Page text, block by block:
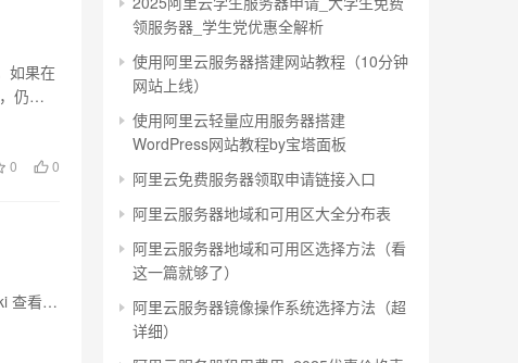
如果在
仍然
0 0
查看
领服务器_学生党优惠全解析
使用阿里云服务器搭建网站教程（10分钟
网站上线）
使用阿里云轻量应用服务器搭建
WordPress网站教程by宝塔面板
阿里云免费服务器领取申请链接入口
阿里云服务器地域和可用区大全分布表
阿里云服务器地域和可用区选择方法（看
这一篇就够了）
阿里云服务器镜像操作系统选择方法（超
详细）